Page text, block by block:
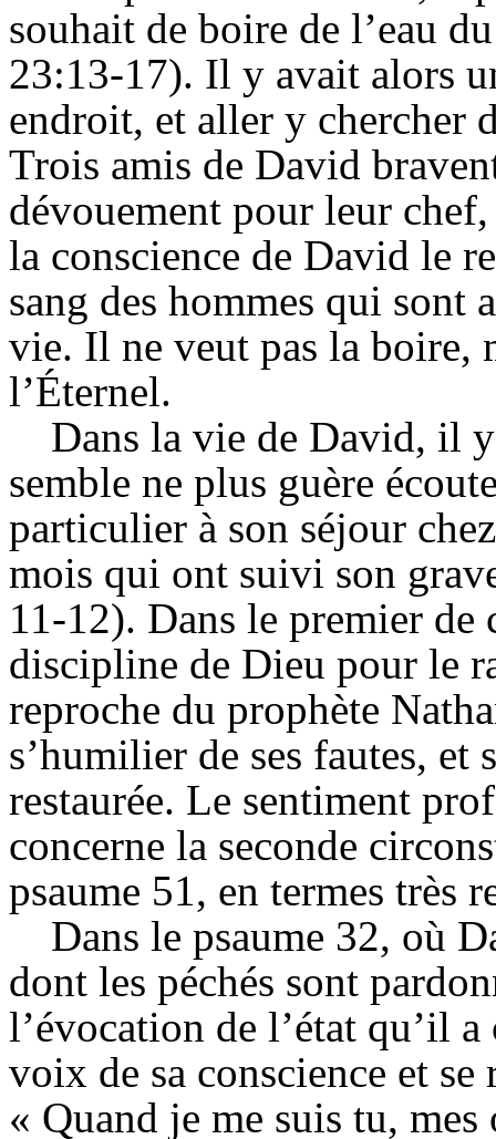
souhait de boire de l’eau
23:13-17). Il y avait alors
endroit, et aller y chercher
Trois amis de David
dévouement pour leur
la conscience de David le
sang des hommes qui sont
vie. Il ne veut pas la boire,
l’Éternel.
Dans la vie de David, il
semble ne plus guère
particulier à son séjour
mois qui ont suivi son
11-12). Dans le premier de
discipline de Dieu pour le
reproche du prophète
s’humilier de ses fautes, et
restaurée. Le sentiment
concerne la seconde
psaume 51, en termes très
Dans le psaume 32, où
dont les péchés sont
l’évocation de l’état qu’il
voix de sa conscience et se
« Quand je me suis tu,